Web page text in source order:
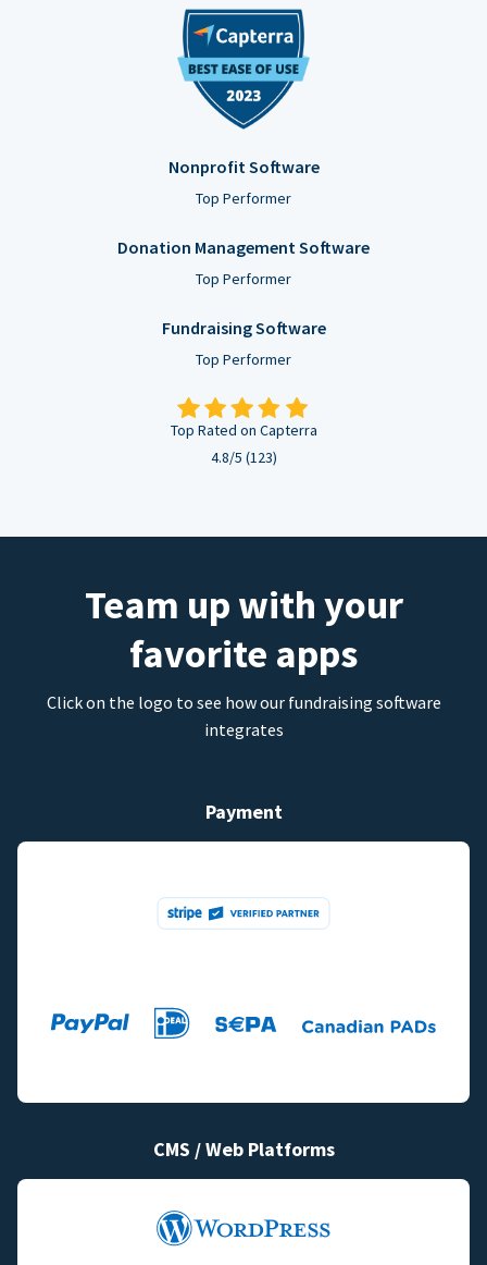
Nonprofit Software
Top Performer
Donation Management Software
Top Performer
Fundraising Software
Top Performer
Top Rated on Capterra
4.8/5 (123)
Team up with your
favorite apps
Click on the logo to see how our fundraising software
integrates
Payment
CMS / Web Platforms